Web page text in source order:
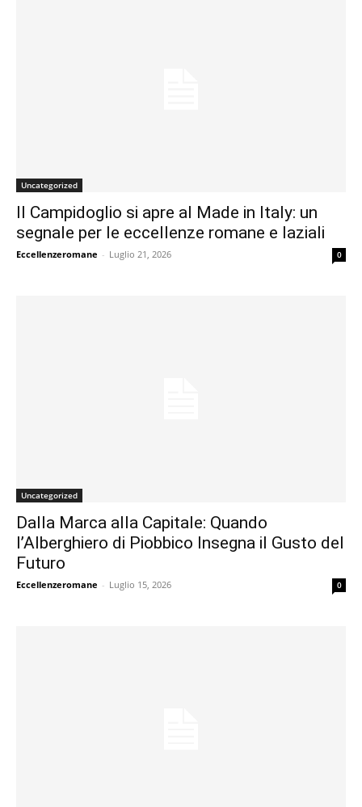
Uncategorized
Il Campidoglio si apre al Made in Italy: un
segnale per le eccellenze romane e laziali
Eccellenzeromane - Luglio 21, 2026 0
Uncategorized
Dalla Marca alla Capitale: Quando
l’Alberghiero di Piobbico Insegna il Gusto del
Futuro
Eccellenzeromane - Luglio 15, 2026 0